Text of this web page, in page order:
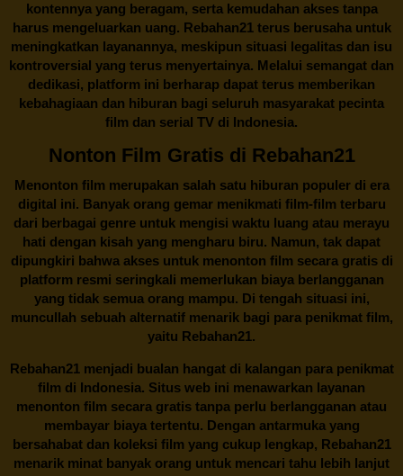
kontennya yang beragam, serta kemudahan akses tanpa
harus mengeluarkan uang. Rebahan21terus berusaha untuk
meningkatkan layanannya, meskipun situasi legalitas dan isu
kontroversial yang terus menyertainya. Melalui semangat dan
dedikasi, platform ini berharap dapat terus memberikan
kebahagiaan dan hiburan bagi seluruh masyarakat pecinta
film dan serial TV di Indonesia.
Nonton Film Gratis di Rebahan21
Menonton film merupakan salah satu hiburan populer di era
digital ini. Banyak orang gemar menikmati film-film terbaru
dari berbagai genre untuk mengisi waktu luang atau merayu
hati dengan kisah yang mengharu biru. Namun, tak dapat
dipungkiri bahwa akses untuk menonton film secara gratis di
platform resmi seringkali memerlukan biaya berlangganan
yang tidak semua orang mampu. Di tengah situasi ini,
muncullah sebuah alternatif menarik bagi para penikmat film,
yaitu Rebahan21.
Rebahan21menjadi bualan hangat di kalangan para penikmat
film di Indonesia. Situs web ini menawarkan layanan
menonton film secara gratis tanpa perlu berlangganan atau
membayar biaya tertentu. Dengan antarmuka yang
bersahabat dan koleksi film yang cukup lengkap, Rebahan21
menarik minat banyak orang untuk mencari tahu lebih lanjut